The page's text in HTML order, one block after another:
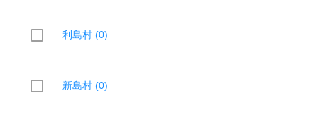
利島村 (0)
新島村 (0)